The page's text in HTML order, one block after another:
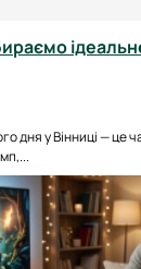
дня у Вінниці — це